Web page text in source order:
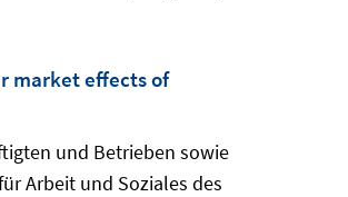
market effects of
und Betrieben sowie
Arbeit und Soziales des